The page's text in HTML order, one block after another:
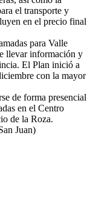
el transporte y
en el precio final
para Valle
llevar información y
El Plan inició a
con la mayor
de forma presencial
en el Centro
de la Roza.
Juan)